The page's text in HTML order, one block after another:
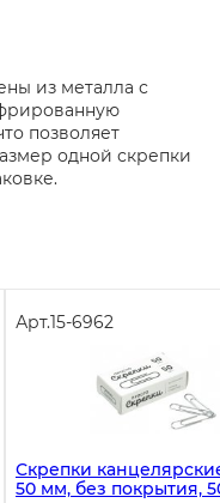
из металла с
позволяет
одной скрепки
Арт.15-6962
Скрепки
50 мм, без покрытия,